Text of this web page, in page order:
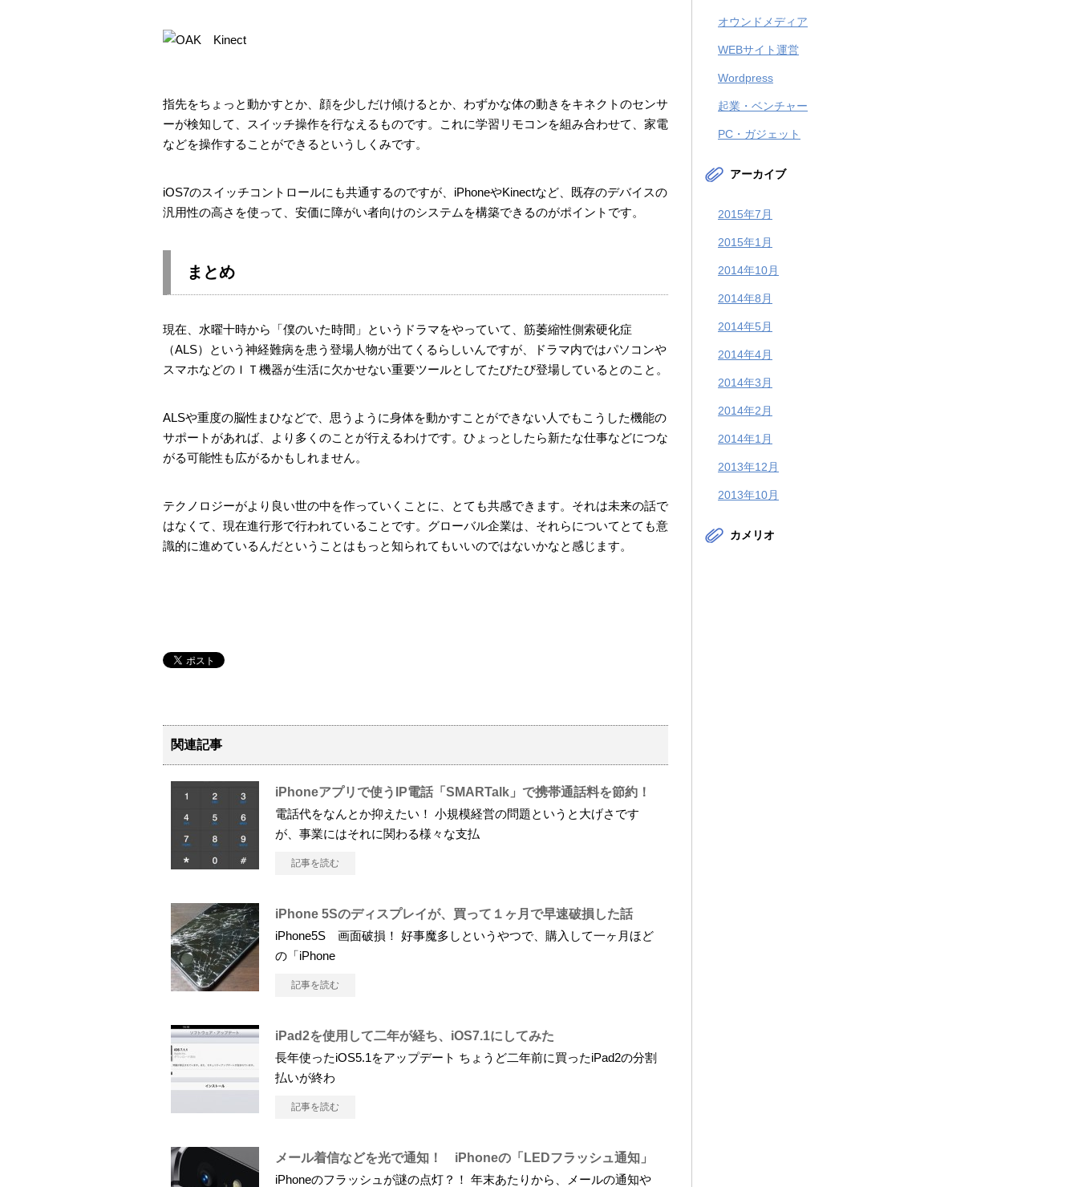
指先をちょっと動かすとか、顔を少しだけ傾けるとか、わずかな体の動きをキネクトのセンサ
ーが検知して、スイッチ操作を行なえるものです。これに学習リモコンを組み合わせて、家電
などを操作することができるというしくみです。
iOS7のスイッチコントロールにも共通するのですが、iPhoneやKinectなど、既存のデバイスの
汎用性の高さを使って、安価に障がい者向けのシステムを構築できるのがポイントです。
まとめ
現在、水曜十時から「僕のいた時間」というドラマをやっていて、筋萎縮性側索硬化症
（ALS）という神経難病を患う登場人物が出てくるらしいんですが、ドラマ内ではパソコンや
スマホなどのＩＴ機器が生活に欠かせない重要ツールとしてたびたび登場しているとのこと。
ALSや重度の脳性まひなどで、思うように身体を動かすことができない人でもこうした機能の
サポートがあれば、より多くのことが行えるわけです。ひょっとしたら新たな仕事などにつな
がる可能性も広がるかもしれません。
テクノロジーがより良い世の中を作っていくことに、とても共感できます。それは未来の話で
はなくて、現在進行形で行われていることです。グローバル企業は、それらについてとても意
識的に進めているんだということはもっと知られてもいいのではないかなと感じます。
関連記事
iPhoneアプリで使うIP電話「SMARTalk」で携帯通話料を節約！
電話代をなんとか抑えたい！ 小規模経営の問題というと大げさです
が、事業にはそれに関わる様々な支払
記事を読む
iPhone 5Sのディスプレイが、買って１ヶ月で早速破損した話
iPhone5S 画面破損！ 好事魔多しというやつで、購入して一ヶ月ほど
の「iPhone
記事を読む
iPad2を使用して二年が経ち、iOS7.1にしてみた
長年使ったiOS5.1をアップデート ちょうど二年前に買ったiPad2の分割
払いが終わ
記事を読む
メール着信などを光で通知！ iPhoneの「LEDフラッシュ通知」
iPhoneのフラッシュが謎の点灯？！ 年末あたりから、メールの通知や
オウンドメディア
WEBサイト運営
Wordpress
起業・ベンチャー
PC・ガジェット
アーカイブ
2015年7月
2015年1月
2014年10月
2014年8月
2014年5月
2014年4月
2014年3月
2014年2月
2014年1月
2013年12月
2013年10月
カメリオ